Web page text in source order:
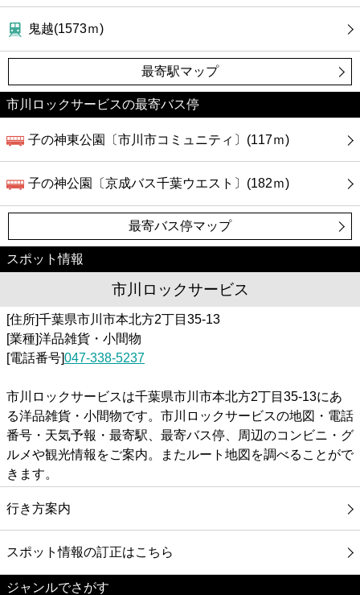
鬼越(1573ｍ)
最寄駅マップ
市川ロックサービスの最寄バス停
子の神東公園〔市川市コミュニティ〕(117ｍ)
子の神公園〔京成バス千葉ウエスト〕(182ｍ)
最寄バス停マップ
スポット情報
市川ロックサービス
[住所]千葉県市川市本北方2丁目35-13
[業種]洋品雑貨・小間物
[電話番号]047-338-5237
市川ロックサービスは千葉県市川市本北方2丁目35-13にあ
る洋品雑貨・小間物です。市川ロックサービスの地図・電話
番号・天気予報・最寄駅、最寄バス停、周辺のコンビニ・グ
ルメや観光情報をご案内。またルート地図を調べることがで
きます。
行き方案内
スポット情報の訂正はこちら
ジャンルでさがす